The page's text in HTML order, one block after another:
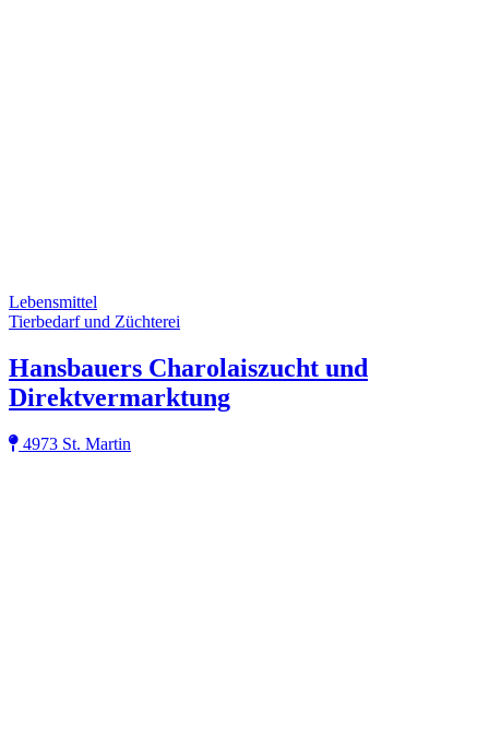
Lebensmittel
Tierbedarf und Züchterei
Hansbauers Charolaiszucht und
Direktvermarktung
4973 St. Martin